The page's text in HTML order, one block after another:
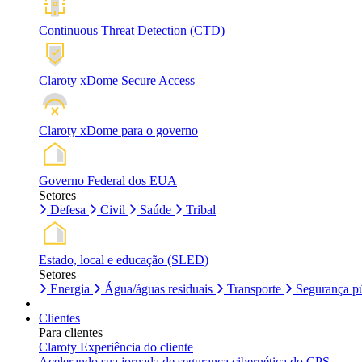
Continuous Threat Detection (CTD)
Claroty xDome Secure Access
Claroty xDome para o governo
Governo Federal dos EUA
Setores
Defesa
Civil Saúde Tribal
Estado, local e educação (SLED)
Setores
Energia
Água/águas residuais Transporte Segurança
Clientes
Para clientes
Claroty Experiência do cliente